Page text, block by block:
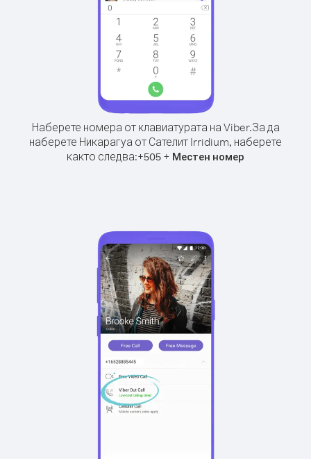
Наберете номера от клавиатурата на Viber.За да
наберете Никарагуа от Сателит Irridium, наберете
както следва:+505 + Местен номер